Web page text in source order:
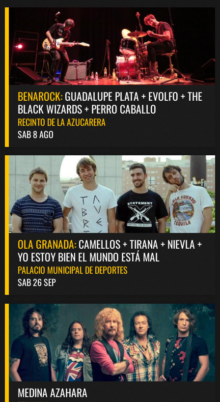
BENAROCK:GUADALUPE PLATA + EVOLFO + THE
BLACK WIZARDS + PERRO CABALLO
RECINTO DE LA AZUCARERA
SAB 8 AGO
OLA GRANADA:CAMELLOS + TIRANA + NIEVLA +
YO ESTOY BIEN EL MUNDO ESTÁ MAL
PALACIO MUNICIPAL DE DEPORTES
SAB 26 SEP
MEDINA AZAHARA